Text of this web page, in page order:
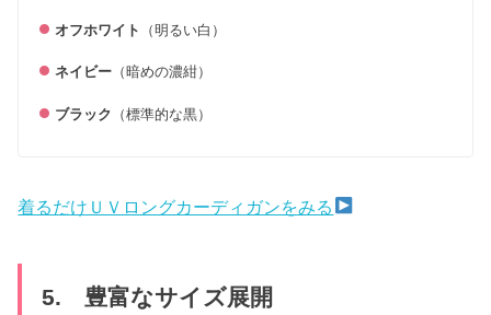
オフホワイト （明るい白）
ネイビー（暗めの濃紺）
ブラック （標準的な黒）
着るだけＵＶロングカーディガンをみる
5. 豊富なサイズ展開